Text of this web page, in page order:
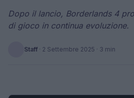
Dopo il lancio, Borderlands 4
di gioco in continua evoluzione.
Staff · 2 Settembre 2025 · 3 min